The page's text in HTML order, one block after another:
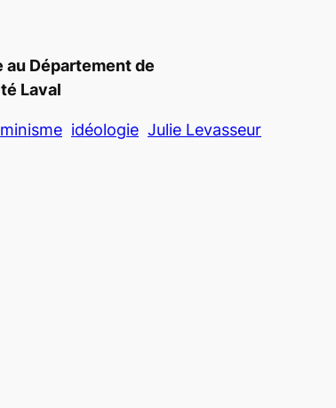
au Département de
Laval
idéologie Julie Levasseur